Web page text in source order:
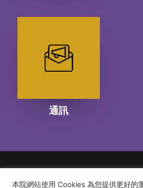
通訊
© 2026 建道神學院Alliance Bible
本院網站使用 Cookies 為您提供更好的